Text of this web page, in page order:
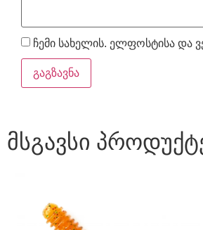
ჩემი სახელის. ელფოსტისა და
მსგავსი